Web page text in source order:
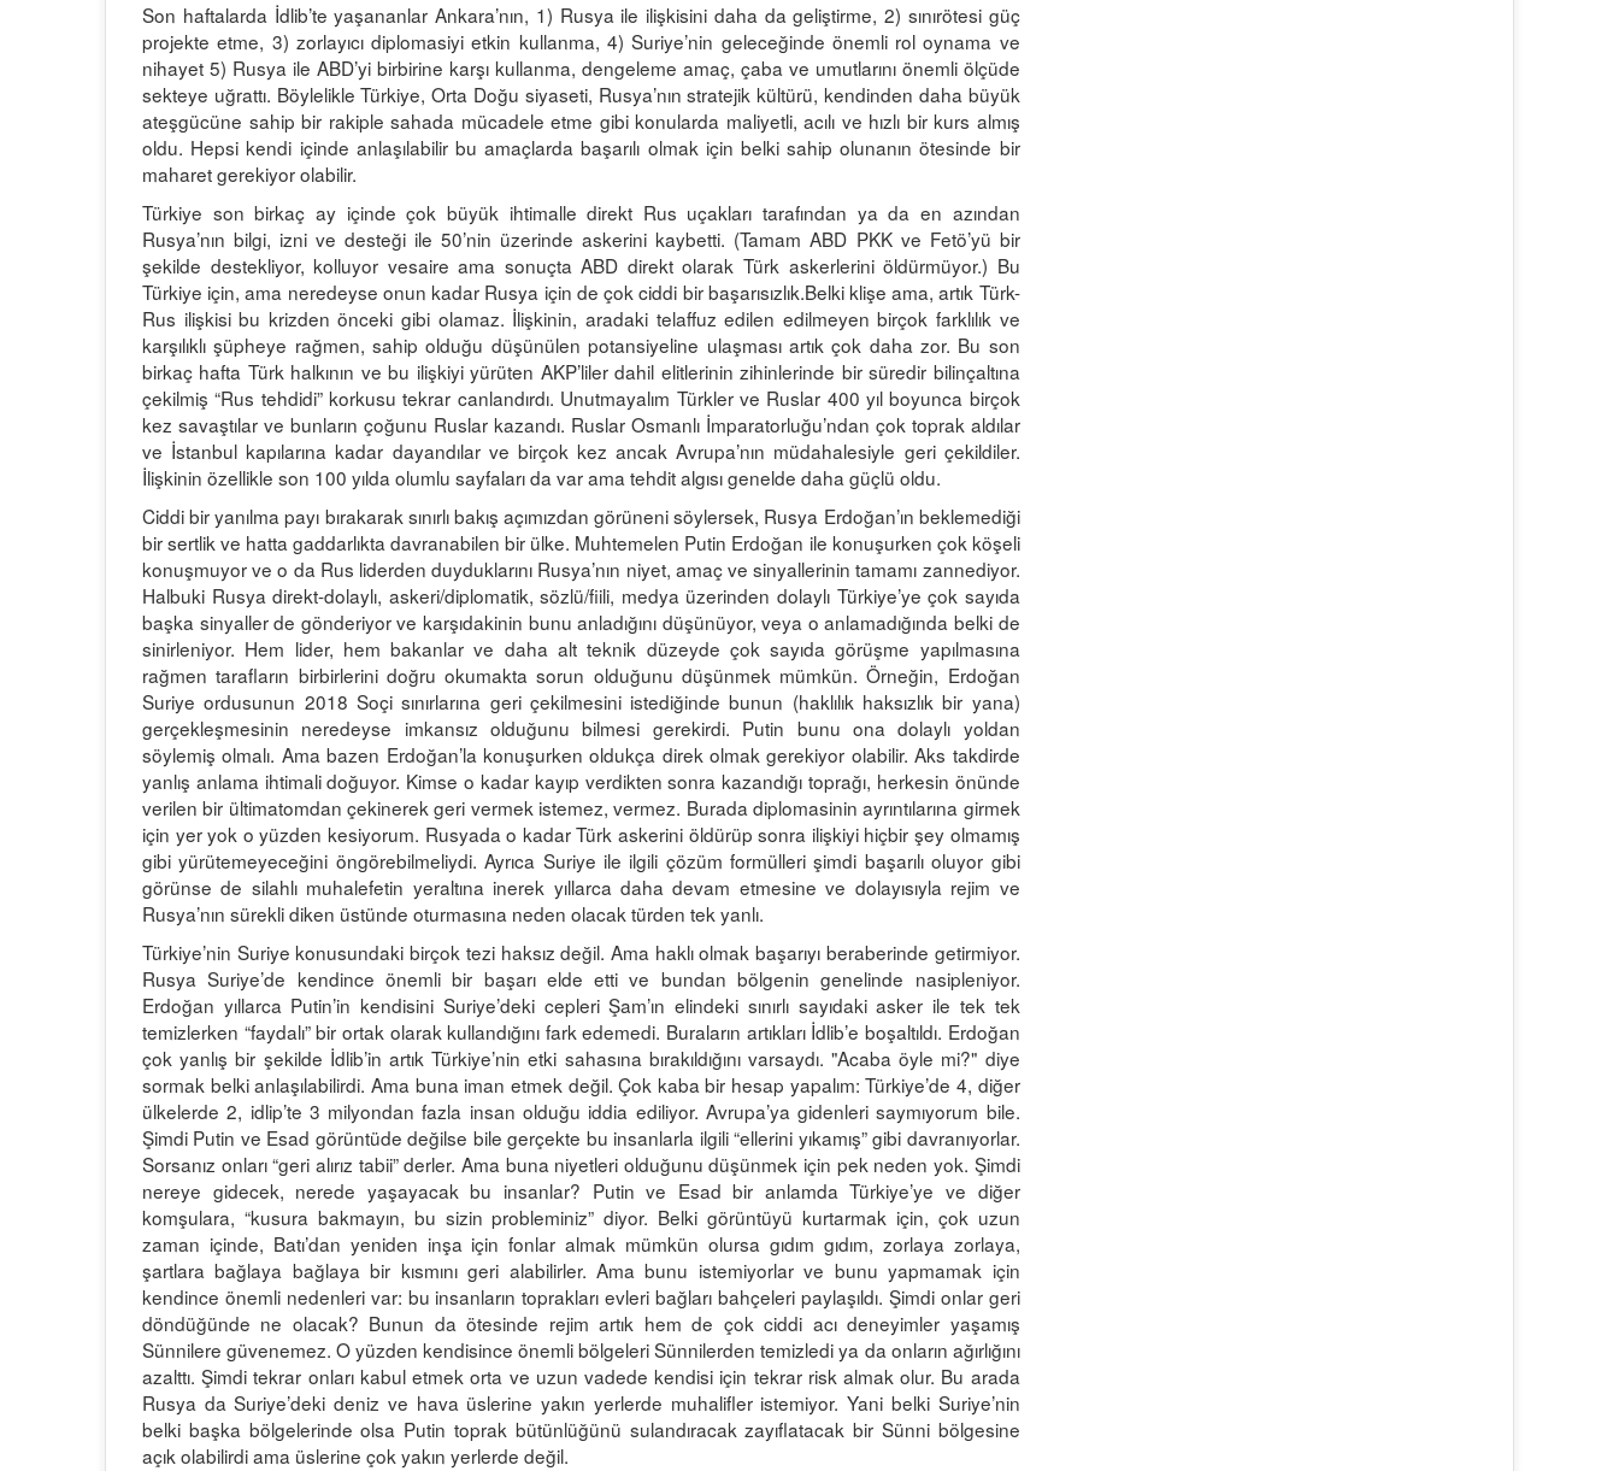
Son haftalarda İdlib’te yaşananlar Ankara’nın, 1) Rusya ile ilişkisini daha da geliştirme, 2) sınırötesi güç
projekte etme, 3) zorlayıcı diplomasiyi etkin kullanma, 4) Suriye’nin geleceğinde önemli rol oynama ve
nihayet 5) Rusya ile ABD’yi birbirine karşı kullanma, dengeleme amaç, çaba ve umutlarını önemli ölçüde
sekteye uğrattı. Böylelikle Türkiye, Orta Doğu siyaseti, Rusya’nın stratejik kültürü, kendinden daha büyük
ateşgücüne sahip bir rakiple sahada mücadele etme gibi konularda maliyetli, acılı ve hızlı bir kurs almış
oldu. Hepsi kendi içinde anlaşılabilir bu amaçlarda başarılı olmak için belki sahip olunanın ötesinde bir
maharet gerekiyor olabilir.
Türkiye son birkaç ay içinde çok büyük ihtimalle direkt Rus uçakları tarafından ya da en azından
Rusya’nın bilgi, izni ve desteği ile 50’nin üzerinde askerini kaybetti. (Tamam ABD PKK ve Fetö’yü bir
şekilde destekliyor, kolluyor vesaire ama sonuçta ABD direkt olarak Türk askerlerini öldürmüyor.) Bu
Türkiye için, ama neredeyse onun kadar Rusya için de çok ciddi bir başarısızlık.Belki klişe ama, artık Türk-
Rus ilişkisi bu krizden önceki gibi olamaz. İlişkinin, aradaki telaffuz edilen edilmeyen birçok farklılık ve
karşılıklı şüpheye rağmen, sahip olduğu düşünülen potansiyeline ulaşması artık çok daha zor. Bu son
birkaç hafta Türk halkının ve bu ilişkiyi yürüten AKP’liler dahil elitlerinin zihinlerinde bir süredir bilinçaltına
çekilmiş “Rus tehdidi” korkusu tekrar canlandırdı. Unutmayalım Türkler ve Ruslar 400 yıl boyunca birçok
kez savaştılar ve bunların çoğunu Ruslar kazandı. Ruslar Osmanlı İmparatorluğu’ndan çok toprak aldılar
ve İstanbul kapılarına kadar dayandılar ve birçok kez ancak Avrupa’nın müdahalesiyle geri çekildiler.
İlişkinin özellikle son 100 yılda olumlu sayfaları da var ama tehdit algısı genelde daha güçlü oldu.
Ciddi bir yanılma payı bırakarak sınırlı bakış açımızdan görüneni söylersek, Rusya Erdoğan’ın beklemediği
bir sertlik ve hatta gaddarlıkta davranabilen bir ülke. Muhtemelen Putin Erdoğan ile konuşurken çok köşeli
konuşmuyor ve o da Rus liderden duyduklarını Rusya’nın niyet, amaç ve sinyallerinin tamamı zannediyor.
Halbuki Rusya direkt-dolaylı, askeri/diplomatik, sözlü/fiili, medya üzerinden dolaylı Türkiye’ye çok sayıda
başka sinyaller de gönderiyor ve karşıdakinin bunu anladığını düşünüyor, veya o anlamadığında belki de
sinirleniyor. Hem lider, hem bakanlar ve daha alt teknik düzeyde çok sayıda görüşme yapılmasına
rağmen tarafların birbirlerini doğru okumakta sorun olduğunu düşünmek mümkün. Örneğin, Erdoğan
Suriye ordusunun 2018 Soçi sınırlarına geri çekilmesini istediğinde bunun (haklılık haksızlık bir yana)
gerçekleşmesinin neredeyse imkansız olduğunu bilmesi gerekirdi. Putin bunu ona dolaylı yoldan
söylemiş olmalı. Ama bazen Erdoğan’la konuşurken oldukça direk olmak gerekiyor olabilir. Aks takdirde
yanlış anlama ihtimali doğuyor. Kimse o kadar kayıp verdikten sonra kazandığı toprağı, herkesin önünde
verilen bir ültimatomdan çekinerek geri vermek istemez, vermez. Burada diplomasinin ayrıntılarına girmek
için yer yok o yüzden kesiyorum. Rusyada o kadar Türk askerini öldürüp sonra ilişkiyi hiçbir şey olmamış
gibi yürütemeyeceğini öngörebilmeliydi. Ayrıca Suriye ile ilgili çözüm formülleri şimdi başarılı oluyor gibi
görünse de silahlı muhalefetin yeraltına inerek yıllarca daha devam etmesine ve dolayısıyla rejim ve
Rusya’nın sürekli diken üstünde oturmasına neden olacak türden tek yanlı.
Türkiye’nin Suriye konusundaki birçok tezi haksız değil. Ama haklı olmak başarıyı beraberinde getirmiyor.
Rusya Suriye’de kendince önemli bir başarı elde etti ve bundan bölgenin genelinde nasipleniyor.
Erdoğan yıllarca Putin’in kendisini Suriye’deki cepleri Şam’ın elindeki sınırlı sayıdaki asker ile tek tek
temizlerken “faydalı” bir ortak olarak kullandığını fark edemedi. Buraların artıkları İdlib’e boşaltıldı. Erdoğan
çok yanlış bir şekilde İdlib’in artık Türkiye’nin etki sahasına bırakıldığını varsaydı. "Acaba öyle mi?" diye
sormak belki anlaşılabilirdi. Ama buna iman etmek değil. Çok kaba bir hesap yapalım: Türkiye’de 4, diğer
ülkelerde 2, idlip’te 3 milyondan fazla insan olduğu iddia ediliyor. Avrupa’ya gidenleri saymıyorum bile.
Şimdi Putin ve Esad görüntüde değilse bile gerçekte bu insanlarla ilgili “ellerini yıkamış” gibi davranıyorlar.
Sorsanız onları “geri alırız tabii” derler. Ama buna niyetleri olduğunu düşünmek için pek neden yok. Şimdi
nereye gidecek, nerede yaşayacak bu insanlar? Putin ve Esad bir anlamda Türkiye’ye ve diğer
komşulara, “kusura bakmayın, bu sizin probleminiz” diyor. Belki görüntüyü kurtarmak için, çok uzun
zaman içinde, Batı’dan yeniden inşa için fonlar almak mümkün olursa gıdım gıdım, zorlaya zorlaya,
şartlara bağlaya bağlaya bir kısmını geri alabilirler. Ama bunu istemiyorlar ve bunu yapmamak için
kendince önemli nedenleri var: bu insanların toprakları evleri bağları bahçeleri paylaşıldı. Şimdi onlar geri
döndüğünde ne olacak? Bunun da ötesinde rejim artık hem de çok ciddi acı deneyimler yaşamış
Sünnilere güvenemez. O yüzden kendisince önemli bölgeleri Sünnilerden temizledi ya da onların ağırlığını
azalttı. Şimdi tekrar onları kabul etmek orta ve uzun vadede kendisi için tekrar risk almak olur. Bu arada
Rusya da Suriye’deki deniz ve hava üslerine yakın yerlerde muhalifler istemiyor. Yani belki Suriye’nin
belki başka bölgelerinde olsa Putin toprak bütünlüğünü sulandıracak zayıflatacak bir Sünni bölgesine
açık olabilirdi ama üslerine çok yakın yerlerde değil.